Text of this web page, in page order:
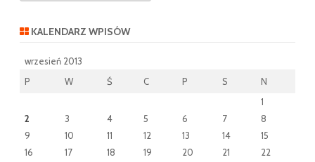
KALENDARZ WPISÓW
wrzesień 2013
P
W Ś C P S
N
1
2
3 4 5 6 7
8
9
10 11 12 13 14
15
16
17 18 19 20 21
22